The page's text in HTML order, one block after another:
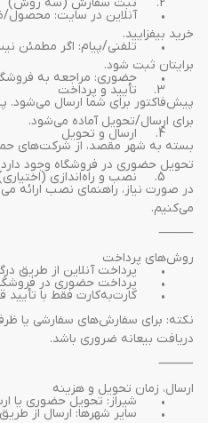
خرید بیفزایید.
برایتان ثبت شود.
	•	حضوری: مراجعه به فروشگاه برای مشاهده و خرید مستقیم.
برای ارسال/تحویل آماده می‌شود.
	4.	ارسال و تحویل
تحویل حضوری در فروشگاه وجود دارد.
	5.	نصب و راه‌اندازی (اختیاری)
می‌کنیم.
⸻
روش‌های پرداخت
	•	پرداخت آنلاین از طریق درگاه بانکی امن.
دریافت بیعانه ضروری باشد.
⸻
ارسال، زمان تحویل و هزینه
	•	شیراز: تحویل حضوری یا ارسال درون‌شهری هماهنگ‌شده.